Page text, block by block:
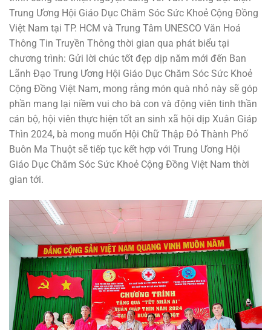
Trung Ương Hội Giáo Dục Chăm Sóc Sức Khoẻ Cộng Đồng
Việt Nam tại TP. HCM và Trung Tâm UNESCO Văn Hoá
Thông Tin Truyền Thông thời gian qua phát biểu tại
chương trình: Gửi lời chúc tốt đẹp dịp năm mới đến Ban
Lãnh Đạo Trung Ương Hội Giáo Dục Chăm Sóc Sức Khoẻ
Cộng Đồng Việt Nam, mong rằng món quà nhỏ này sẽ góp
phần mang lại niềm vui cho bà con và động viên tinh thần
cán bộ, hội viên thực hiện tốt an sinh xã hội dịp Xuân Giáp
Thìn 2024, bà mong muốn Hội Chữ Thập Đỏ Thành Phố
Buôn Ma Thuột sẽ tiếp tục kết hợp với Trung Ương Hội
Giáo Dục Chăm Sóc Sức Khoẻ Cộng Đồng Việt Nam thời
gian tới.